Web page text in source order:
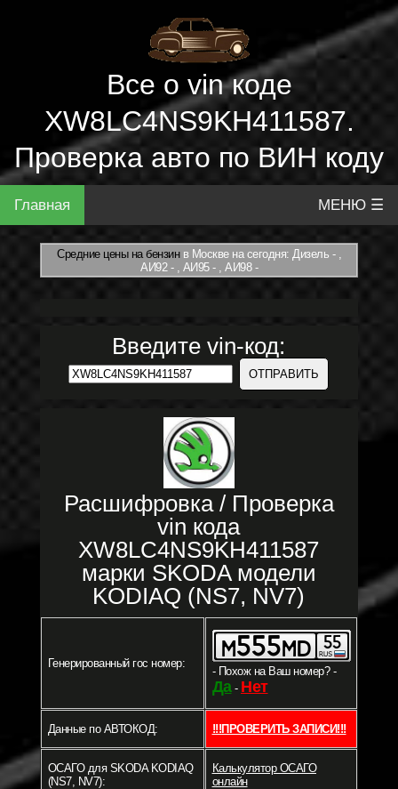
Все о vin коде
XW8LC4NS9KH411587.
Проверка авто по ВИН коду
Главная МЕНЮ ☰
Средние цены на бензинв Москве на сегодня: Дизель - ,
АИ92 - , АИ95 - , АИ98 -
Введите vin-код:
Расшифровка / Проверка
vin кода
XW8LC4NS9KH411587
марки SKODA модели
KODIAQ (NS7, NV7)
Генерированный гос номер:
- Похож на Ваш номер? -
Да- Нет
Данные по АВТОКОД: !!!ПРОВЕРИТЬ ЗАПИСИ!!!
ОСАГО для SKODA KODIAQ
(NS7, NV7):
Калькулятор ОСАГО
онлайн